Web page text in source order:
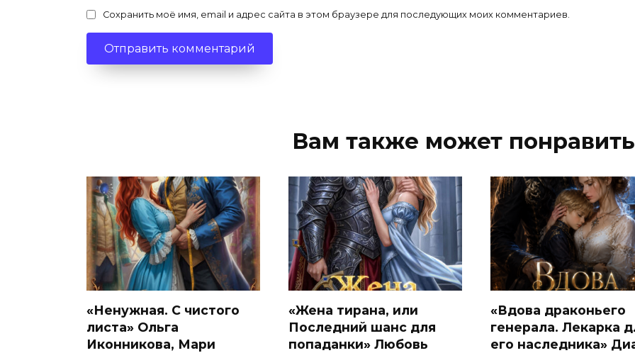
Сохранить моё имя, email и адрес сайта в этом браузере для последующих моих комментариев.
Вам также может
«Ненужная. С чистого
листа» Ольга
Иконникова, Мари
«Жена тирана, или
Последний шанс для
попаданки» Любовь
«Вдова драконьего
генерала. Лекарка
его наследника»